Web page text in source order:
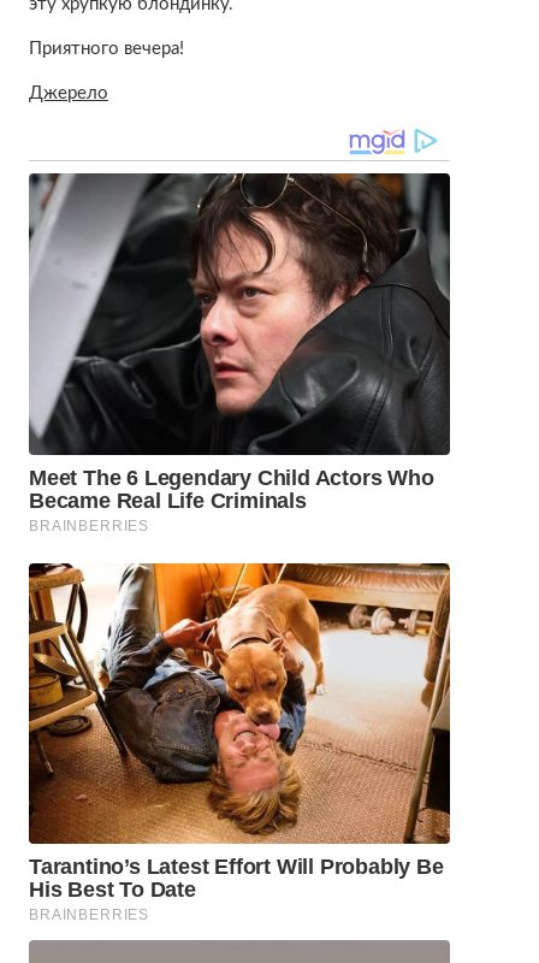
эту хрупкую блондинку.
Приятного вечера!
Джерело